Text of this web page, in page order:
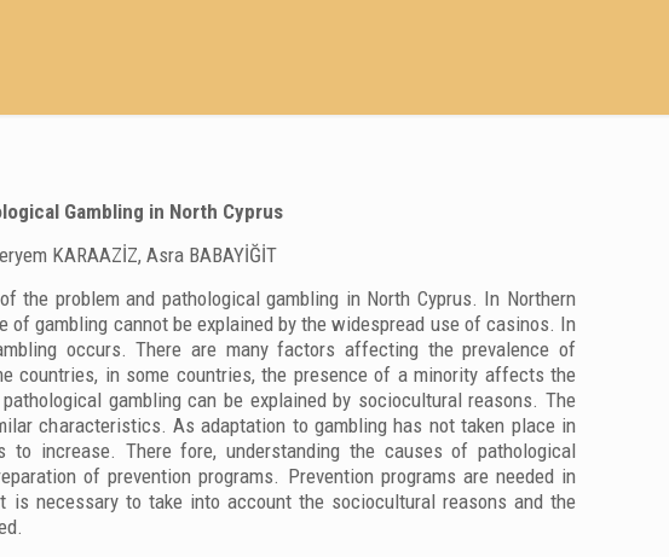
Gambling in North Cyprus
KARAAZİZ, Asra BABAYİĞİT
the problem and pathological gambling in North Cyprus. In Northern
of gambling cannot be explained by the widespread use of casinos. In
occurs. There are many factors affecting the prevalence of
countries, in some countries, the presence of a minority affects the
gambling can be explained by sociocultural reasons. The
characteristics. As adaptation to gambling has not taken place in
increase. There fore, understanding the causes of pathological
of prevention programs. Prevention programs are needed in
necessary to take into account the sociocultural reasons and the